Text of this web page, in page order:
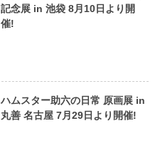
記念展 in 池袋 8月10日より開
催!
ハムスター助六の日常 原画展 in
丸善 名古屋 7月29日より開催!